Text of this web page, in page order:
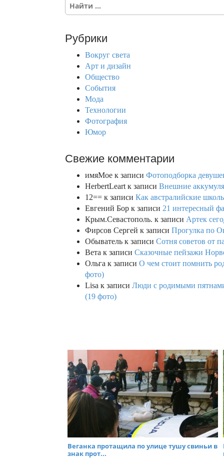
c
Рубрики
Вокруг света
Арт и дизайн
Общество
События
Мода
Технологии
Фотография
Юмор
Свежие комментарии
имяМое к записи Фотоподборка
HerbertLeart к записи Внешние
12== к записи Как австралийские
Евгений Бор к записи 21 интересный
Крым.Севастополь. к записи Артек
Фирсов Сергей к записи Прогулка по
Обыватель к записи Сотня советов от
Вета к записи Сказочные пейзажи
Ольга к записи О чем стоит помнить
фото)
Lisa к записи Люди с родимыми
(19 фото)
Веганка протащила по улице тушу свиньи в
знак прот...